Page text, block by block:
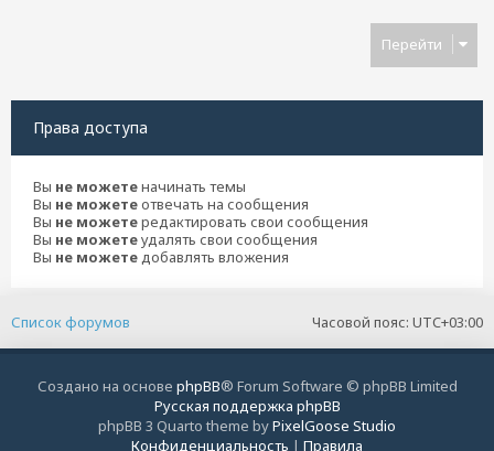
Перейти
Права доступа
Вы не можетеначинать темы
Вы не можетеотвечать на сообщения
Вы не можетередактировать свои сообщения
Вы не можетеудалять свои сообщения
Вы не можетедобавлять вложения
Часовой пояс: UTC+03:00
Список форумов
Создано на основе phpBB® Forum Software © phpBB Limited
Русская поддержка phpBB
phpBB 3 Quarto theme byPixelGoose Studio
Конфиденциальность | Правила